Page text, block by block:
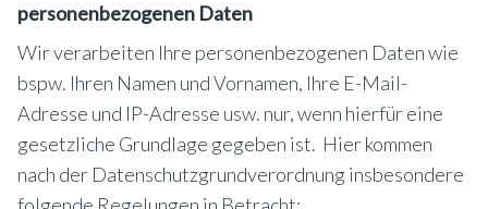
personenbezogenen Daten
Wir verarbeiten Ihre personenbezogenen Daten wie
bspw. Ihren Namen und Vornamen, Ihre E-Mail-
Adresse und IP-Adresse usw. nur, wenn hierfür eine
gesetzliche Grundlage gegeben ist. Hier kommen
nach der Datenschutzgrundverordnung insbesondere